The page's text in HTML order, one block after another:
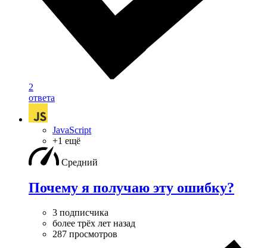
2
ответа
JavaScript
+1 ещё
Средний
Почему я получаю эту ошибку?
3 подписчика
более трёх лет назад
287 просмотров